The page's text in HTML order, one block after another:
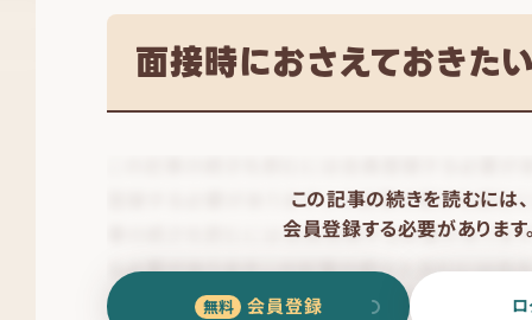
面接時におさえておきた
この記事の続きを読むには、
会員登録する必要があります
会員登録